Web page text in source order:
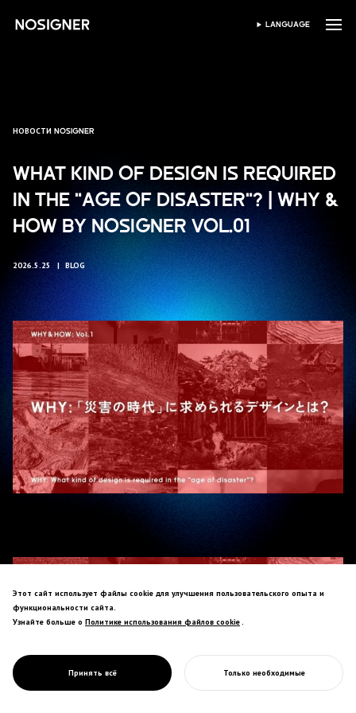
ГЛАВНАЯ ВЫБЕРИТЕ ЯЗЫК
LANGUAGE
НОВОСТИ NOSIGNER
WHAT KIND OF DESIGN IS REQUIRED
IN THE "AGE OF DISASTER"? | WHY &
HOW BY NOSIGNER VOL.01
2026.5.25 BLOG
Этот сайт использует файлы cookie для улучшения пользовательского опыта и
функциональности сайта.
Узнайте больше о Политике использования файлов cookie
Политике использования файлов cookie.
Принять всё Только необходимые